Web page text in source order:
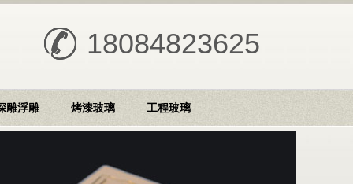
18084823625
雕浮雕 烤漆玻璃 工程玻璃